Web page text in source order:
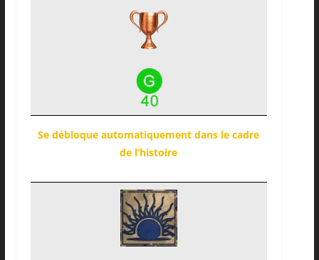
Se débloque automatiquement dans le cadre
de l’histoire